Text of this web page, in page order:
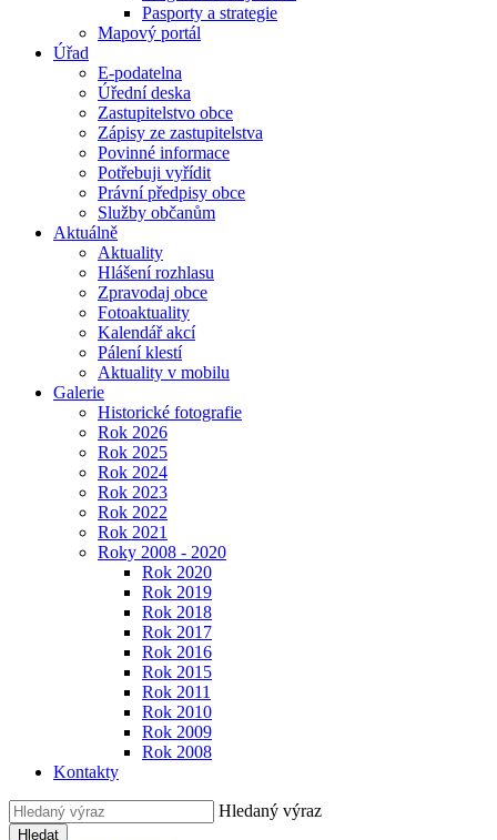
Pasporty a strategie
Mapový portál
Úřad
E-podatelna
Úřední deska
Zastupitelstvo obce
Zápisy ze zastupitelstva
Povinné informace
Potřebuji vyřídit
Právní předpisy obce
Služby občanům
Aktuálně
Aktuality
Hlášení rozhlasu
Zpravodaj obce
Fotoaktuality
Kalendář akcí
Pálení klestí
Aktuality v mobilu
Galerie
Historické fotografie
Rok 2026
Rok 2025
Rok 2024
Rok 2023
Rok 2022
Rok 2021
Roky 2008 - 2020
Rok 2020
Rok 2019
Rok 2018
Rok 2017
Rok 2016
Rok 2015
Rok 2011
Rok 2010
Rok 2009
Rok 2008
Kontakty
Hledaný výraz
Hledat